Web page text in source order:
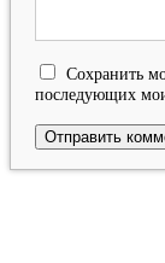
Сохранить
последующих